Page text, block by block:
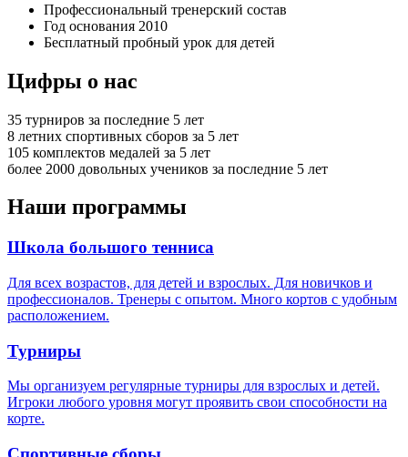
Профессиональный тренерский состав
Год основания 2010
Бесплатный пробный урок для детей
Цифры о нас
35 турниров за последние 5 лет
8 летних спортивных сборов за 5 лет
105 комплектов медалей за 5 лет
более 2000 довольных учеников за последние 5 лет
Наши программы
Школа большого тенниса
Для всех возрастов, для детей и взрослых. Для новичков и
профессионалов. Тренеры с опытом. Много кортов с удобным
расположением.
Турниры
Мы организуем регулярные турниры для взрослых и детей.
Игроки любого уровня могут проявить свои способности на
корте.